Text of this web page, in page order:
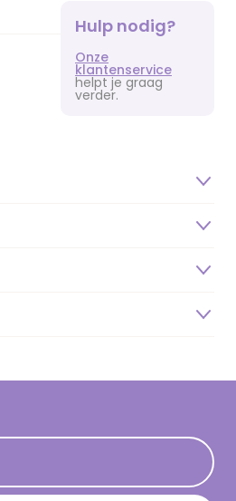
Hulp nodig?
Onze
klantenservice
helpt je graag
verder.